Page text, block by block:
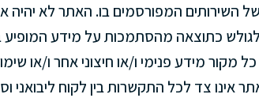
של השירותים המפורסמים בו. האתר לא יהיה
כתוצאה מהסתמכות על מידע המופיע
מקור מידע פנימי ו/או חיצוני אחר ו/או
אינו צד לכל התקשרות בין לקוח ליבואני